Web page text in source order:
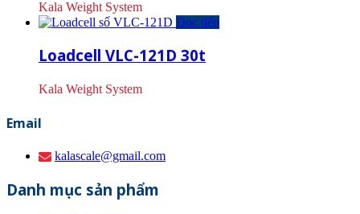
Kala Weight System
Đọc tiếp
Loadcell VLC-121D 30t
Kala Weight System
Email
kalascale@gmail.com
Danh mục sản phẩm